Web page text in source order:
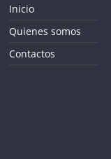
Inicio
Quienes somos
Contactos